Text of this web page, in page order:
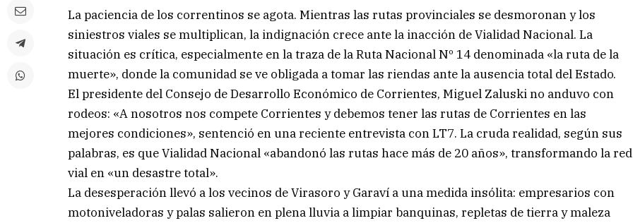
La paciencia de los correntinos se agota. Mientras las rutas provinciales se desmoronan y los
siniestros viales se multiplican, la indignación crece ante la inacción de Vialidad Nacional. La
situación es crítica, especialmente en la traza de la Ruta Nacional Nº 14 denominada «la ruta de la
muerte», donde la comunidad se ve obligada a tomar las riendas ante la ausencia total del Estado.
El presidente del Consejo de Desarrollo Económico de Corrientes, Miguel Zaluski no anduvo con
rodeos: «A nosotros nos compete Corrientes y debemos tener las rutas de Corrientes en las
mejores condiciones», sentenció en una reciente entrevista con LT7. La cruda realidad, según sus
palabras, es que Vialidad Nacional «abandonó las rutas hace más de 20 años», transformando la red
vial en «un desastre total».
La desesperación llevó a los vecinos de Virasoro y Garaví a una medida insólita: empresarios con
motoniveladoras y palas salieron en plena lluvia a limpiar banquinas, repletas de tierra y maleza